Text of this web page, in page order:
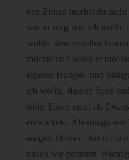
den Zirkus machst du
was er mag und ich wollte
wollte, dass er selbst
möchte und wann er
eigenes Hunger- und
ich wollte, dass er Spaß
sollte Essen nicht als
entwickeln. Allerdings
ausgeschlossen. Auch
haben wir gefüttert.